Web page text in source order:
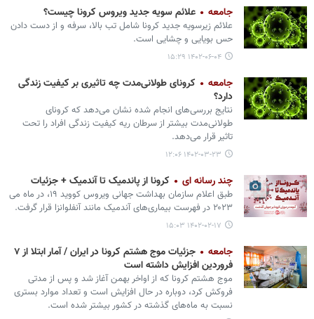
جامعه علائم سویه جدید ویروس کرونا چیست؟
علائم زیرسویه جدید کرونا شامل تب بالا، سرفه و از دست دادن
حس بویایی و چشایی است.
۱۴۰۲-۰۶-۰۴ ۱۵:۲۹
جامعه
کرونای طولانی‌مدت چه تاثیری بر کیفیت زندگی
دارد؟
نتایج بررسی‌های انجام شده نشان می‌دهد که کرونای
طولانی‌مدت بیشتر از سرطان ریه کیفیت زندگی افراد را تحت
تاثیر قرار می‌دهد.
۱۴۰۲-۰۳-۲۳ ۱۲:۰۶
چند رسانه ای کرونا از پاندمیک تا آندمیک + جزئیات
طبق اعلام سازمان بهداشت جهانی ویروس کووید ۱۹، در ماه می
۲۰۲۳ در فهرست بیماری‌های آندمیک مانند آنفلوانزا قرار گرفت.
۱۴۰۲-۰۲-۱۷ ۱۵:۰۳
جامعه
جزئیات موج هشتم کرونا در ایران / آمار ابتلا از ۷
فروردین‌ افزایش داشته است
موج هشتم کرونا که از اواخر بهمن آغاز شد و پس از مدتی
فروکش کرد، دوباره در حال افزایش است و تعداد موارد بستری
نسبت به ماه‌های گذشته در کشور بیشتر شده است.